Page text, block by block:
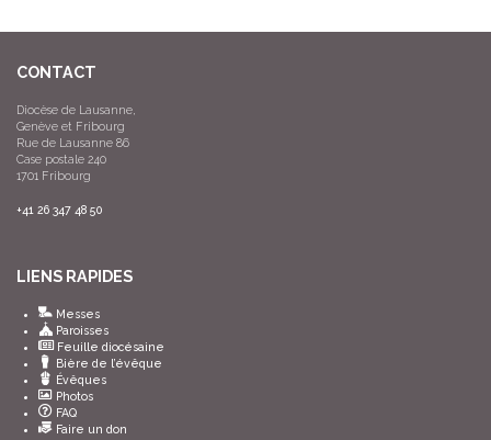
CONTACT
Diocèse de Lausanne,
Genève et Fribourg
Rue de Lausanne 86
Case postale 240
1701 Fribourg
+41 26 347 48 50
LIENS RAPIDES
Messes
Paroisses
Feuille diocésaine
Bière de l’évêque
Évêques
Photos
FAQ
Faire un don